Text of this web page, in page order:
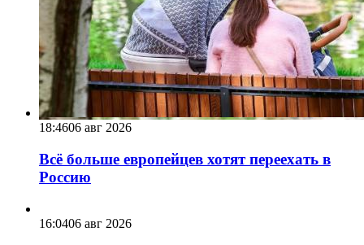
18:4606 авг 2026
Всё больше европейцев хотят переехать в
Россию
16:0406 авг 2026